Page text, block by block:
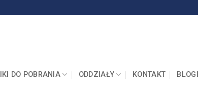
DO POBRANIA ODDZIAŁY KONTAKT BLOGI